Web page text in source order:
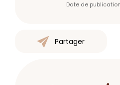
Date de publication
Partager